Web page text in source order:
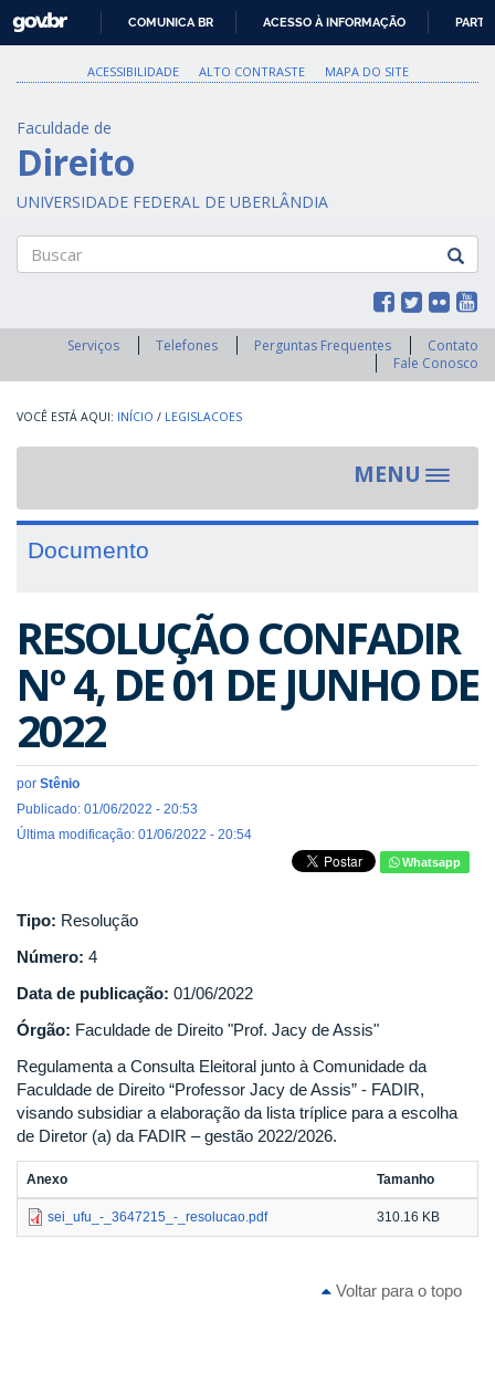
PARA
O
GOVBR
COMUNICA BR ACESSO À INFORMAÇÃO
ACESSIBILIDADE ALTO CONTRASTE MAPA DO SITE
Faculdade de
Direito
UNIVERSIDADE FEDERAL DE UBERLÂNDIA
Serviços Telefones Perguntas Frequentes
Contato
Fale Conosco
INÍCIO / LEGISLACOES
MENU
Toggle
Documento
RESOLUÇÃO CONFADIR
Nº 4, DE 01 DE JUNHO DE
2022
por Stênio
Publicado: 01/06/2022 - 20:53
Última modificação: 01/06/2022 - 20:54
Whatsapp
Tipo: Resolução
Número: 4
Data de publicação: 01/06/2022
Órgão: Faculdade de Direito "Prof. Jacy de Assis"
Regulamenta a Consulta Eleitoral junto à Comunidade da
Faculdade de Direito “Professor Jacy de Assis” - FADIR,
visando subsidiar a elaboração da lista tríplice para a escolha
de Diretor (a) da FADIR – gestão 2022/2026.
Anexo Tamanho
sei_ufu_-_3647215_-_resolucao.pdf 310.16 KB
Voltar para o topo